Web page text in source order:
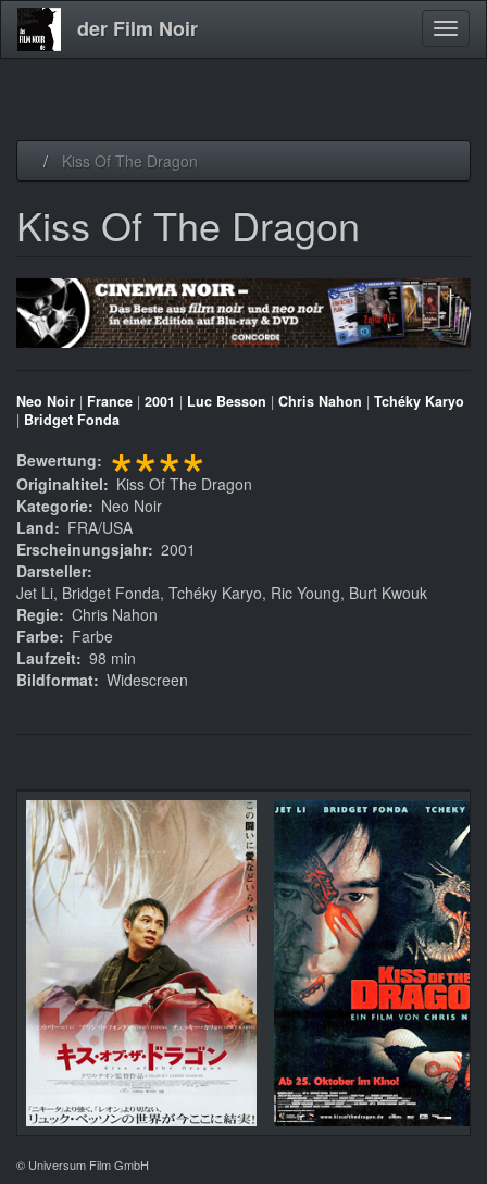
der Film Noir
Kiss Of The Dragon
Kiss Of The Dragon
Neo Noir | France | 2001 | Luc Besson | Chris Nahon | Tchéky Karyo
| Bridget Fonda
Bewertung ****
Originaltitel
Kiss Of The Dragon
Kategorie
Neo Noir
Land
FRA/USA
Erscheinungsjahr 2001
Darsteller
Jet Li, Bridget Fonda, Tchéky Karyo, Ric Young, Burt Kwouk
Regie Chris Nahon
Farbe
Farbe
Laufzeit 98 min
Bildformat Widescreen
© Universum Film GmbH